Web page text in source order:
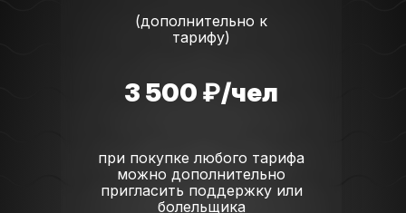
(дополнительно к
тарифу)
3 500 ₽/чел
при покупке любого тарифа
можно дополнительно
пригласить поддержку или
болельщика